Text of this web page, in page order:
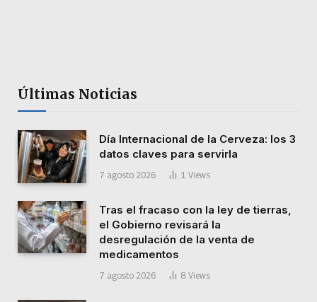
Últimas Noticias
Día Internacional de la Cerveza: los 3
datos claves para servirla
7 agosto 2026 1 Views
Tras el fracaso con la ley de tierras,
el Gobierno revisará la
desregulación de la venta de
medicamentos
7 agosto 2026 8 Views